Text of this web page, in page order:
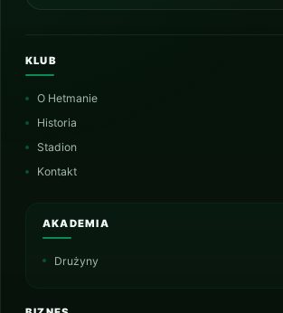
KLUB
O Hetmanie
Historia
Stadion
Kontakt
AKADEMIA
Drużyny